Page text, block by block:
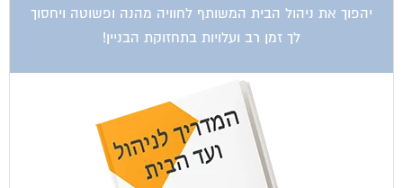
יהפוך את ניהול הבית המשותף לחוויה מהנה ופשוטה ויחסוך
לך זמן רב ועלויות בתחזוקת הבניין!